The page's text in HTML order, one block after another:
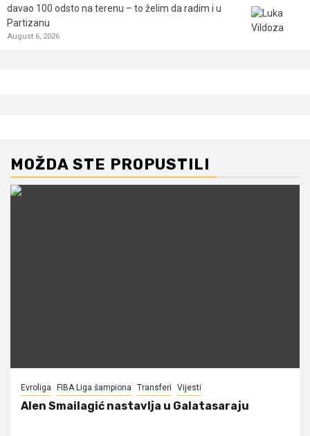
davao 100 odsto na terenu – to želim da radim i u
Partizanu
August 6, 2026
MOŽDA STE PROPUSTILI
Evroliga FIBA Liga šampiona Transferi Vijesti
Alen Smailagić nastavlja u Galatasaraju